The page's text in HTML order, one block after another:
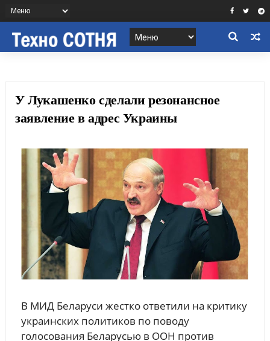
У Лукашенко сделали резонансное
заявление в адрес Украины
В МИД Беларуси жестко ответили на критику
украинских политиков по поводу
голосования Беларусью в ООН против